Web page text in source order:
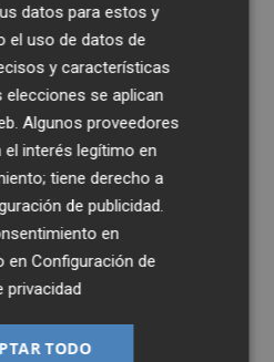
datos para estos y
el uso de datos de
y características
elecciones se aplican
Algunos proveedores
el interés legítimo en
tiene derecho a
de publicidad
en
enConfiguración de
privacidad
TODO